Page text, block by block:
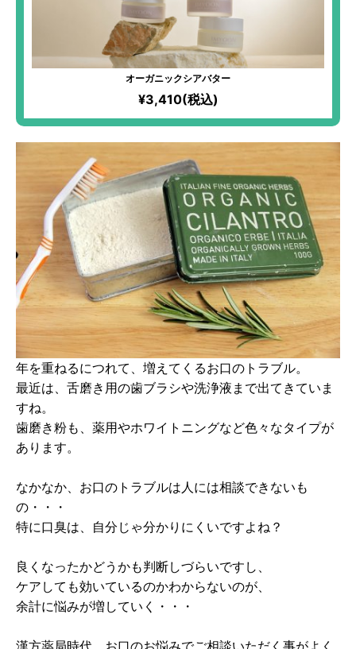
オーガニックシアバター
¥3,410(税込)
年を重ねるにつれて、増えてくるお口のトラブル。
最近は、舌磨き用の歯ブラシや洗浄液まで出てきていま
すね。
歯磨き粉も、薬用やホワイトニングなど色々なタイプが
あります。
なかなか、お口のトラブルは人には相談できないも
の・・・
特に口臭は、自分じゃ分かりにくいですよね？
良くなったかどうかも判断しづらいですし、
ケアしても効いているのかわからないのが、
余計に悩みが増していく・・・